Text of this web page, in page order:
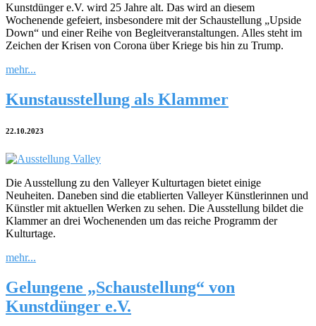
Kunstdünger e.V. wird 25 Jahre alt. Das wird an diesem
Wochenende gefeiert, insbesondere mit der Schaustellung „Upside
Down“ und einer Reihe von Begleitveranstaltungen. Alles steht im
Zeichen der Krisen von Corona über Kriege bis hin zu Trump.
mehr...
Kunstausstellung als Klammer
22.10.2023
Die Ausstellung zu den Valleyer Kulturtagen bietet einige
Neuheiten. Daneben sind die etablierten Valleyer Künstlerinnen und
Künstler mit aktuellen Werken zu sehen. Die Ausstellung bildet die
Klammer an drei Wochenenden um das reiche Programm der
Kulturtage.
mehr...
Gelungene „Schaustellung“ von
Kunstdünger e.V.